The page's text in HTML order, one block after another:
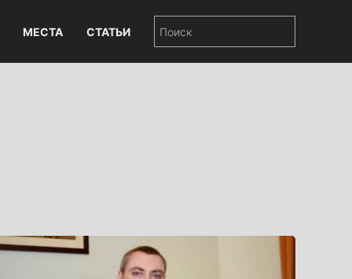
МЕСТА СТАТЬИ